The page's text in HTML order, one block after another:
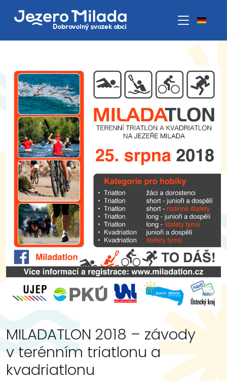
MILADATLON 2018 – závody
v terénním triatlonu a
kvadriatlonu